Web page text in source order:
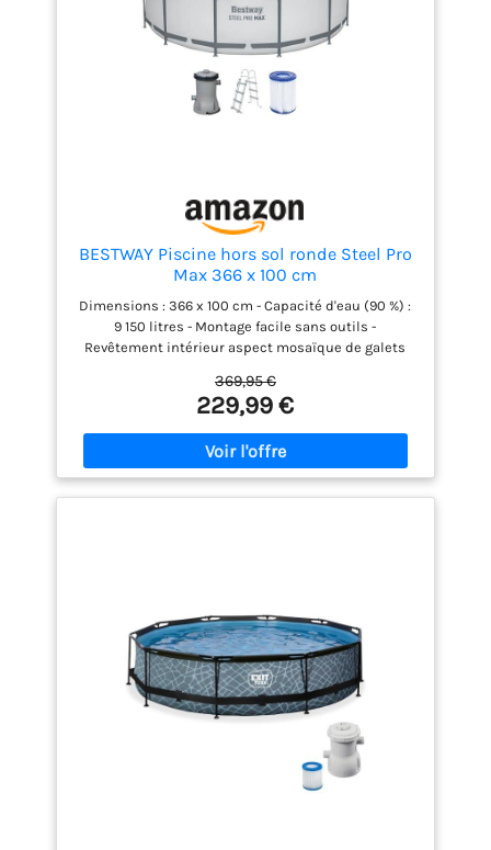
BESTWAY Piscine hors sol ronde Steel Pro
Max 366 x 100 cm
Dimensions : 366 x 100 cm - Capacité d'eau (90 %) :
9 150 litres - Montage facile sans outils -
Revêtement intérieur aspect mosaïque de galets
DuraPlus robuste à 3 couches pour une grande
durabilité, rustines de réparation autocollantes,
revêtement antiadhésif, bande en PVC pour plus de
stabilité Avec pompe filtrante (2 006 l/h, 220-240 V,
transformateur 12 V, 40 W, certifié GS (DEKRA),
classe de protection II, convient également pour le
ans de garantie du fabricant, vaste boutique de
pièces de rechange
369,95 €
229,99 €